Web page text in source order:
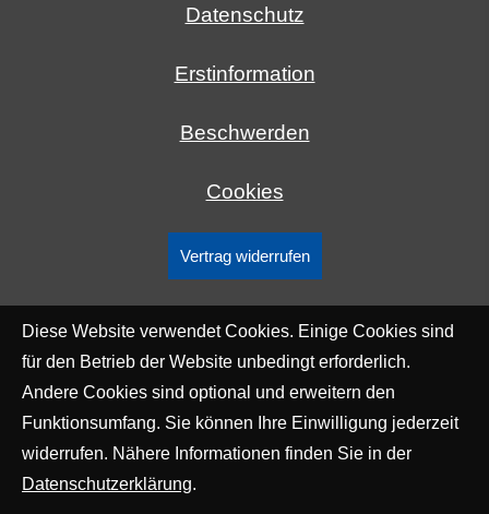
Datenschutz
Erstinformation
Beschwerden
Cookies
Vertrag widerrufen
Diese Website verwendet Cookies. Einige Cookies sind
für den Betrieb der Website unbedingt erforderlich.
Andere Cookies sind optional und erweitern den
Funktionsumfang. Sie können Ihre Einwilligung jederzeit
widerrufen. Nähere Informationen finden Sie in der
Datenschutzerklärung.